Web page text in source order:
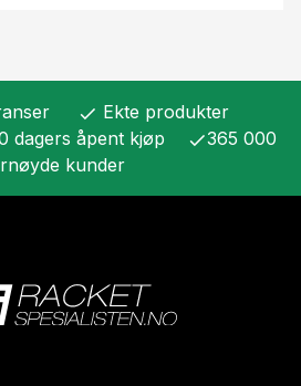
check Ekte produkter
dagers åpent kjøp check365 000
kunder